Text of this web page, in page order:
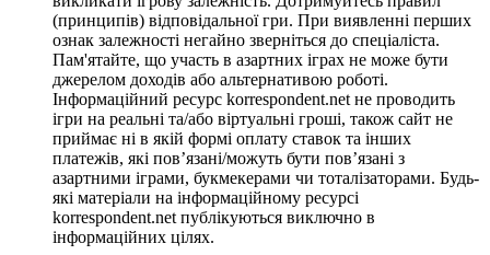
(принципів) відповідальної гри. При виявленні перших
ознак залежності негайно зверніться до спеціаліста.
Пам'ятайте, що участь в азартних іграх не може бути
джерелом доходів або альтернативою роботі.
Інформаційний ресурс korrespondent.net не проводить
ігри на реальні та/або віртуальні гроші, також сайт не
приймає ні в якій формі оплату ставок та інших
платежів, які пов’язані/можуть бути пов’язані з
азартними іграми, букмекерами чи тоталізаторами. Будь-
які матеріали на інформаційному ресурсі
korrespondent.net публікуються виключно в
інформаційних цілях.